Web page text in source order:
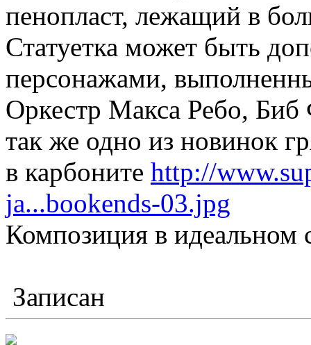
пенопласт, лежащий в
Статуетка может быть
персонажами,
Оркестр Макса Ребо,
так же одно из новинок
в карбоните http://
ja...bookends-03.jpg
Композиция в идеальном
Записан